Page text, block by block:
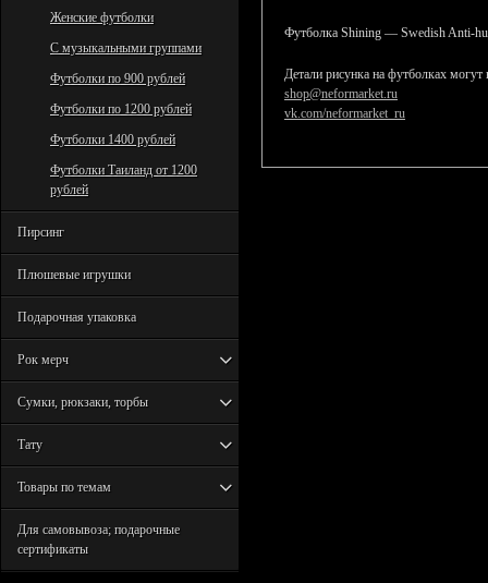
Женские футболки
С музыкальными группами
Футболки по 900 рублей
Футболки по 1200 рублей
Футболки 1400 рублей
Футболки Таиланд от 1200
рублей
Пирсинг
Плюшевые игрушки
Подарочная упаковка
Рок мерч
Сумки, рюкзаки, торбы
Тату
Товары по темам
Для самовывоза; подарочные
сертификаты
Футболка Shining — Swedish Anti-
Детали рисунка на футболках
shop@neformarket.ru
vk.com/neformarket_ru